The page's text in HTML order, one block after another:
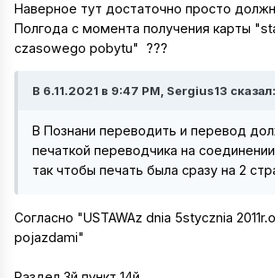
Наверное тут достаточно просто
Полгода с момента получения карты
czasowego pobytu" ???
В 6.11.2021 в 9:47 PM, Sergius13 сказал:
В Познани переводить и перевод
печаткой переводчика на
так чтобы печать была сразу на 2
Согласно "USTAWAz dnia 5stycznia
pojazdami"